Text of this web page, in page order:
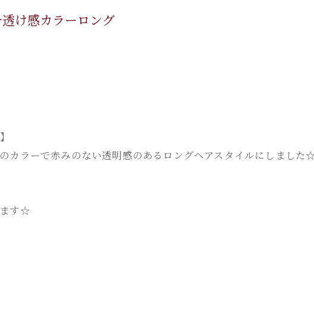
け感カラーロング
カラーで赤みのない透明感のあるロングヘアスタイルにしました
ます☆